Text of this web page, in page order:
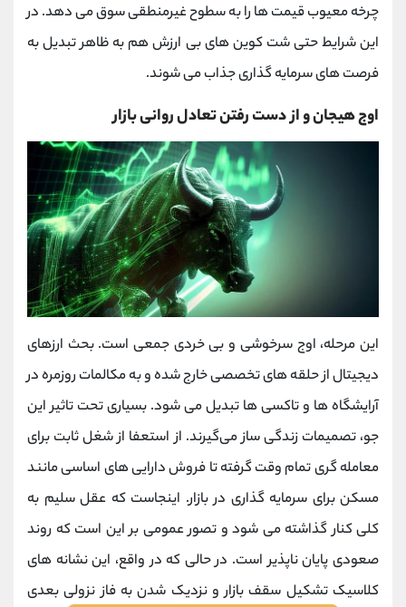
چرخه معیوب قیمت ‌ها را به سطوح غیرمنطقی سوق می ‌دهد. در
این شرایط حتی شت ‌کوین‌ های بی ‌ارزش هم به ظاهر تبدیل به
فرصت ‌های سرمایه‌ گذاری جذاب می ‌شوند.
اوج هیجان و از دست رفتن تعادل روانی بازار
این مرحله، اوج سرخوشی و بی ‌خردی جمعی است. بحث ارزهای
دیجیتال از حلقه ‌های تخصصی خارج شده و به مکالمات روزمره در
آرایشگاه ‌ها و تاکسی ‌ها تبدیل می ‌شود. بسیاری تحت تاثیر این
جو، تصمیمات زندگی‌ ساز می‌گیرند. از استعفا از شغل ثابت برای
معامله‌ گری تمام ‌وقت گرفته تا فروش دارایی ‌های اساسی مانند
مسکن برای سرمایه ‌گذاری در بازار. اینجاست که عقل سلیم به
کلی کنار گذاشته می ‌شود و تصور عمومی بر این است که روند
صعودی پایان ‌ناپذیر است. در حالی که در واقع، این نشانه‌ های
کلاسیک تشکیل سقف بازار و نزدیک شدن به فاز نزولی بعدی